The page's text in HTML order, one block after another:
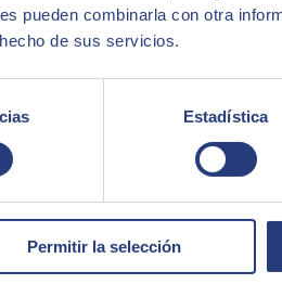
pueden combinarla con otra
de sus servicios.
Estadística
Permitir la selección
o su intención, no podemos
que recopilen las opiniones de los
the-loop”. Recolección,
a los distintos
y la predisposición del
en la misma respuesta: “a
para determinar si las acciones
si el cliente pertenece a un
múltiples dimensiones.